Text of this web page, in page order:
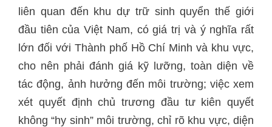
liên quan đến khu dự trữ sinh quyển thế giới
đầu tiên của Việt Nam, có giá trị và ý nghĩa rất
lớn đối với Thành phố Hồ Chí Minh và khu vực,
cho nên phải đánh giá kỹ lưỡng, toàn diện về
tác động, ảnh hưởng đến môi trường; việc xem
xét quyết định chủ trương đầu tư kiên quyết
không “hy sinh” môi trường, chỉ rõ khu vực, diện